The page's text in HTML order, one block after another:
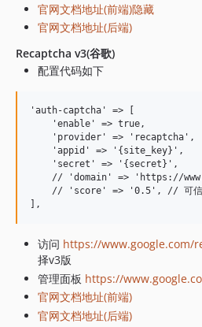
官网文档地址(前端)隐藏
官网文档地址(后端)
Recaptcha v3(谷歌)
配置代码如下
'auth-captcha' => [
    'enable' => true,
    'provider' => 'recaptcha',
    'appid' => '{site_key}',
    'secret' => '{secret}',
// 'domain' => 'https://
// 'score' => '0.5', // 可信
访问 https://www.google.com/
择v3版
管理面板 https://
官网文档地址(前端)
官网文档地址(后端)